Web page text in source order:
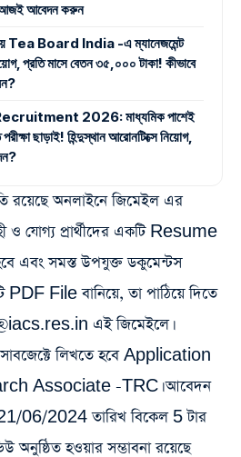
আজই আবেদন করুন
Tea Board India -এ ম্যানেজমেন্ট
প্রতি মাসে বেতন ৩৫,০০০ টাকা! কীভাবে
2026: মাধ্যমিক পাশেই
ছাড়াই! হিন্দুস্থান আরোনটিক্সে নিয়োগ,
রয়েছে অনলাইনে জিমেইল এর
ও যোগ্য প্রার্থীদের একটি Resume
এবং সমস্ত উপযুক্ত ডকুমেন্টস
PDF File বানিয়ে, তা পাঠিয়ে দিতে
এই জিমেইলে।
লিখতে হবে Application
Associate -TRC। আবেদন
06/2024 তারিখ বিকেল 5 টার
অনুষ্ঠিত হওয়ার সম্ভাবনা রয়েছে